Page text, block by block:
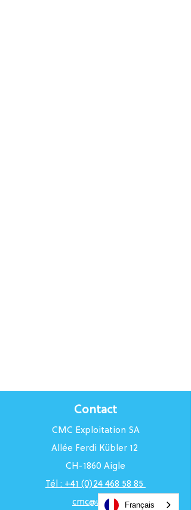
Contact
CMC Exploitation SA
Allée Ferdi Kübler 12
CH-1860 Aigle
Tél : +41 (0)24 468 58 85
cmc@uci.ch
Français